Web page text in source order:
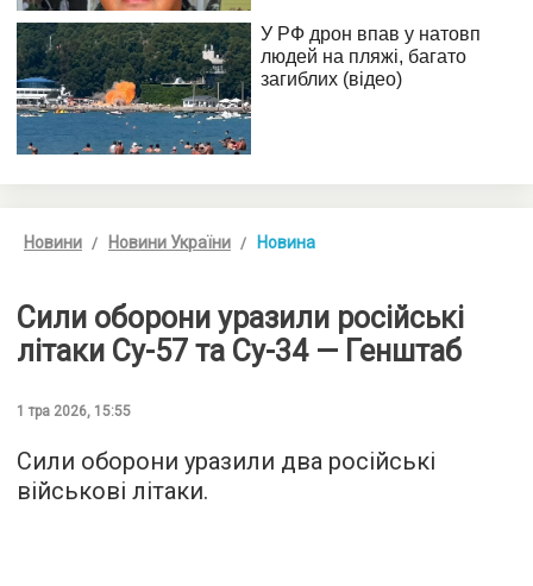
Новини Новини України Новина
Сили оборони уразили російські
літаки Су-57 та Су-34 — Генштаб
1 тра 2026, 15:55
Сили оборони уразили два російські
військові літаки.